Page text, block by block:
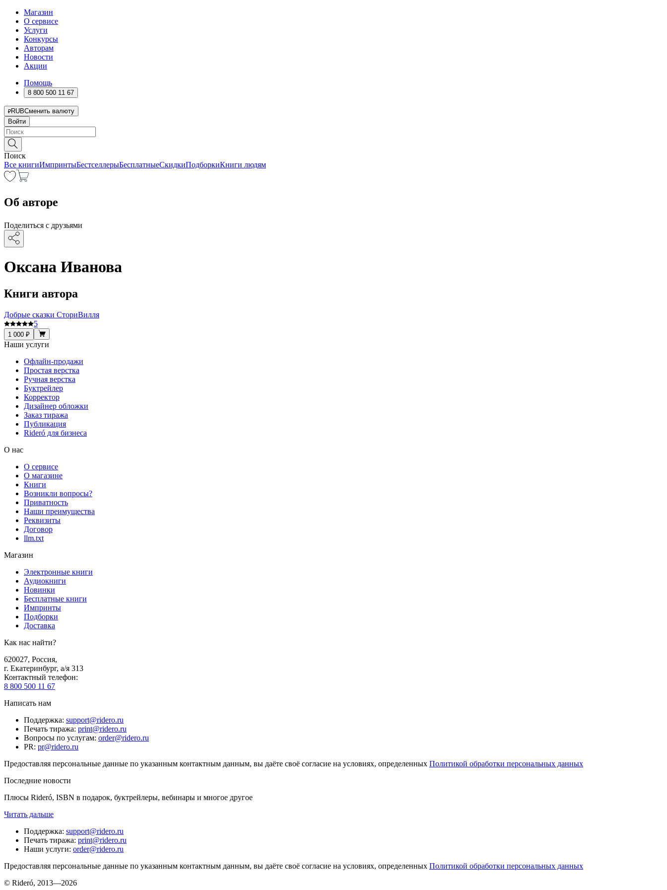
Магазин
О сервисе
Услуги
Конкурсы
Авторам
Новости
Акции
Помощь
8 800 500 11 67
RUBСменить валюту
Войти
Поиск
Все книгиИмпринтыБестселлерыБесплатныеСкидкиПодборкиКниги людям
Об авторе
Поделиться с друзьями
Оксана Иванова
Книги автора
Добрые сказки СториВилля
5
1 000 ₽
Наши услуги
Офлайн-продажи
Простая верстка
Ручная верстка
Буктрейлер
Корректор
Дизайнер обложки
Заказ тиража
Публикация
Rideró для бизнеса
О нас
О сервисе
О магазине
Книги
Возникли вопросы?
Приватность
Наши преимущества
Реквизиты
Договор
llm.txt
Магазин
Электронные книги
Аудиокниги
Новинки
Бесплатные книги
Импринты
Подборки
Доставка
Как нас найти?
620027, Россия,
г. Екатеринбург, а/я 313
Контактный телефон:
8 800 500 11 67
Написать нам
Поддержка: support@ridero.ru
Печать тиража: print@ridero.ru
Вопросы по услугам: order@ridero.ru
PR: pr@ridero.ru
Предоставляя персональные данные по указанным контактным данным, вы даёте своё согласие на условиях, определенных Политикой обработки персональных данных
Последние новости
Плюсы Rideró, ISBN в подарок, буктрейлеры, вебинары и многое другое
Читать дальше
Поддержка: support@ridero.ru
Печать тиража: print@ridero.ru
Наши услуги: order@ridero.ru
Предоставляя персональные данные по указанным контактным данным, вы даёте своё согласие на условиях, определенных Политикой обработки персональных данных
© Rideró, 2013—2026